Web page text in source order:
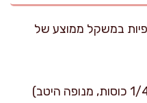
עוגה יפהפיות במשקל ממוצע של